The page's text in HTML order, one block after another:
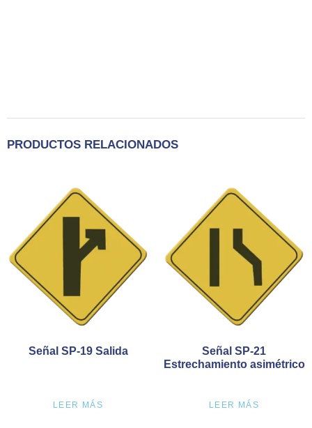
PRODUCTOS RELACIONADOS
Señal SP-19 Salida
LEER MÁS
Señal SP-21
Estrechamiento asimétrico
LEER MÁS